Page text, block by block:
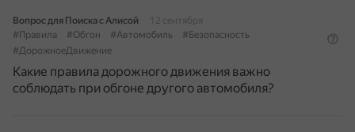
Вопрос для Поиска с Алисой
12 сентября
#Правила
#Обгон #Автомобиль
#Безопасность
#ДорожноеДвижение
Какие правила дорожного движения важно
соблюдать при обгоне другого автомобиля?